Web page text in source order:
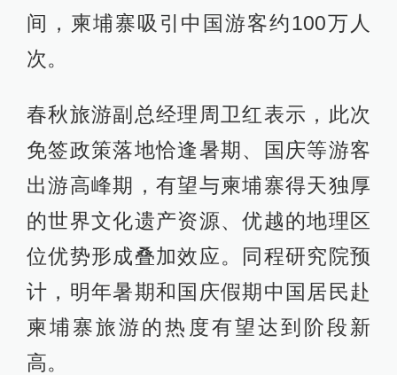
间，柬埔寨吸引中国游客约100万人
次。
春秋旅游副总经理周卫红表示，此次
免签政策落地恰逢暑期、国庆等游客
出游高峰期，有望与柬埔寨得天独厚
的世界文化遗产资源、优越的地理区
位优势形成叠加效应。同程研究院预
计，明年暑期和国庆假期中国居民赴
柬埔寨旅游的热度有望达到阶段新
高。